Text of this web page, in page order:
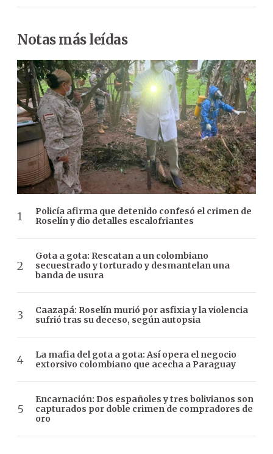
Notas más leídas
Policía afirma que detenido confesó el crimen de
Roselín y dio detalles escalofriantes
Gota a gota: Rescatan a un colombiano
secuestrado y torturado y desmantelan una
banda de usura
Caazapá: Roselín murió por asfixia y la violencia
sufrió tras su deceso, según autopsia
La mafia del gota a gota: Así opera el negocio
extorsivo colombiano que acecha a Paraguay
Encarnación: Dos españoles y tres bolivianos son
capturados por doble crimen de compradores de
oro